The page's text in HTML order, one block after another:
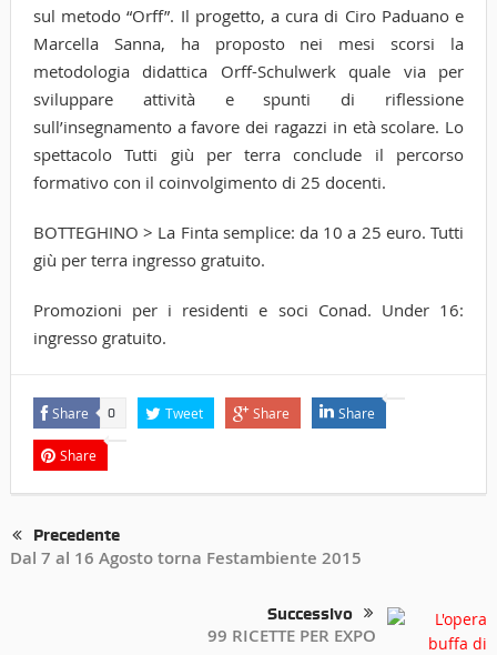
sul metodo “Orff”. Il progetto, a cura di Ciro Paduano e
Marcella Sanna, ha proposto nei mesi scorsi la
metodologia didattica Orff-Schulwerk quale via per
sviluppare attività e spunti di riflessione
sull’insegnamento a favore dei ragazzi in età scolare. Lo
spettacolo Tutti giù per terra conclude il percorso
formativo con il coinvolgimento di 25 docenti.
BOTTEGHINO > La Finta semplice: da 10 a 25 euro. Tutti
giù per terra ingresso gratuito.
Promozioni per i residenti e soci Conad. Under 16:
ingresso gratuito.
Share 0 Tweet Share Share
Share
Precedente
Dal 7 al 16 Agosto torna Festambiente 2015
Successivo
99 RICETTE PER EXPO